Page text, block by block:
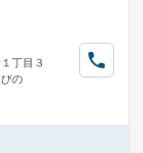
丁目３
の